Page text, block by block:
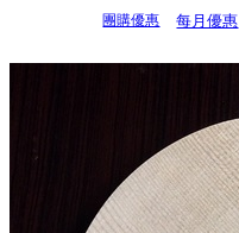
團購優惠 每月優惠